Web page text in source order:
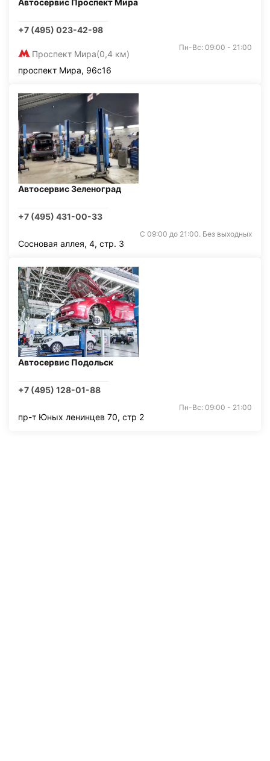
Автосервис Проспект Мира
+7 (495) 023-42-98
Проспект Мира(0,4 км)
Пн-Вс: 09:00 - 21:00
проспект Мира, 96с16
Автосервис Зеленоград
+7 (495) 431-00-33
С 09:00 до 21:00. Без выходных
Сосновая аллея, 4, стр. 3
Автосервис Подольск
+7 (495) 128-01-88
Пн-Вс: 09:00 - 21:00
пр-т Юных ленинцев 70, стр 2